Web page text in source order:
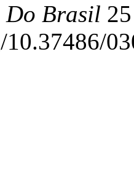
Do Brasil